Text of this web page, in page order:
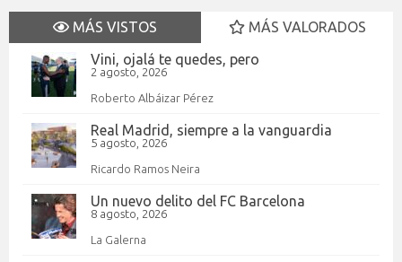
MÁS VISTOS
MÁS VALORADOS
Vini, ojalá te quedes, pero
2 agosto, 2026
Roberto Albáizar Pérez
Real Madrid, siempre a la vanguardia
5 agosto, 2026
Ricardo Ramos Neira
Un nuevo delito del FC Barcelona
8 agosto, 2026
La Galerna